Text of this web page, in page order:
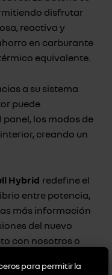
disfrutar
reactiva y
en carburante
equivalente.
a su sistema
puede
los modos de
creando un
Hybrid redefine el
entre potencia,
más información
del nuevo
con nosotros o
en este modelo.
para permitir la